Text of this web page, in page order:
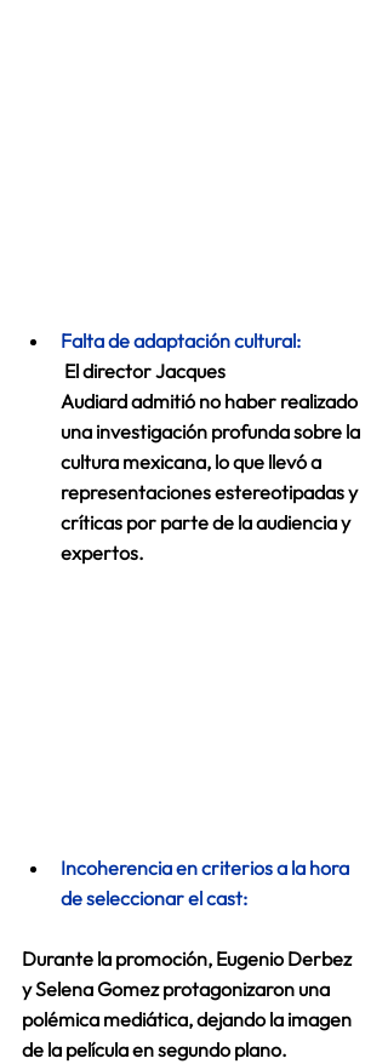
Falta de adaptación cultural:
El director Jacques
Audiard admitió no haber realizado
una investigación profunda sobre la
cultura mexicana, lo que llevó a
representaciones estereotipadas y
críticas por parte de la audiencia y
expertos.
Incoherencia en criterios a la hora
de seleccionar el cast:
Durante la promoción, Eugenio Derbez
y Selena Gomez protagonizaron una
polémica mediática, dejando la imagen
de la película en segundo plano.